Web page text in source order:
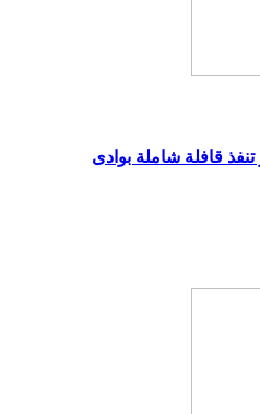
قافلة شاملة بوادى